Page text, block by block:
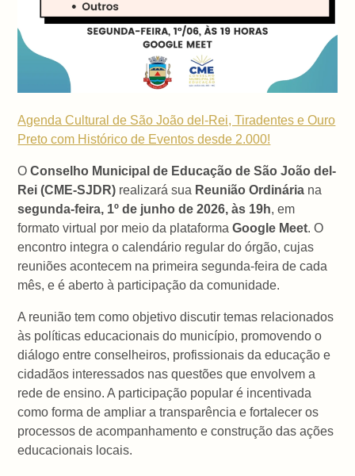
Agenda Cultural de São João del-Rei, Tiradentes e Ouro
Preto com Histórico de Eventos desde 2.000!
OConselho Municipal de Educação de São João del-
Rei (CME-SJDR) realizará sua Reunião Ordinária na
segunda-feira, 1º de junho de 2026, às 19h, em
formato virtual por meio da plataformaGoogle Meet. O
encontro integra o calendário regular do órgão, cujas
reuniões acontecem na primeira segunda-feira de cada
mês, e é aberto à participação da comunidade.
A reunião tem como objetivo discutir temas relacionados
às políticas educacionais do município, promovendo o
diálogo entre conselheiros, profissionais da educação e
cidadãos interessados nas questões que envolvem a
rede de ensino. A participação popular é incentivada
como forma de ampliar a transparência e fortalecer os
processos de acompanhamento e construção das ações
educacionais locais.